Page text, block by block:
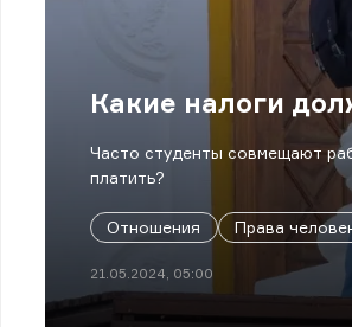
Какие налоги
Часто студенты совмещают
платить?
Отношения Права
21.05.2024, 05:00